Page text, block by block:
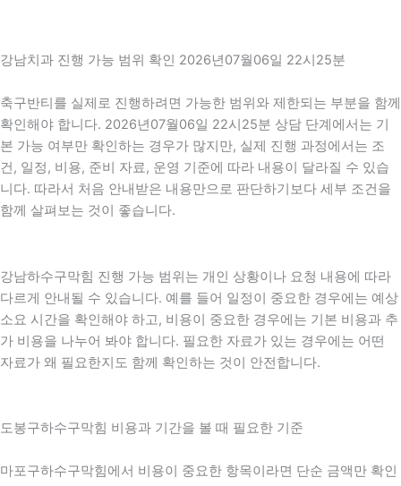
강남치과 진행 가능 범위 확인 2026년07월06일 22시25분
축구반티를 실제로 진행하려면 가능한 범위와 제한되는 부분을 함께
확인해야 합니다. 2026년07월06일 22시25분 상담 단계에서는 기
본 가능 여부만 확인하는 경우가 많지만, 실제 진행 과정에서는 조
건, 일정, 비용, 준비 자료, 운영 기준에 따라 내용이 달라질 수 있습
니다. 따라서 처음 안내받은 내용만으로 판단하기보다 세부 조건을
함께 살펴보는 것이 좋습니다.
강남하수구막힘 진행 가능 범위는 개인 상황이나 요청 내용에 따라
다르게 안내될 수 있습니다. 예를 들어 일정이 중요한 경우에는 예상
소요 시간을 확인해야 하고, 비용이 중요한 경우에는 기본 비용과 추
가 비용을 나누어 봐야 합니다. 필요한 자료가 있는 경우에는 어떤
자료가 왜 필요한지도 함께 확인하는 것이 안전합니다.
도봉구하수구막힘 비용과 기간을 볼 때 필요한 기준
마포구하수구막힘에서 비용이 중요한 항목이라면 단순 금액만 확인